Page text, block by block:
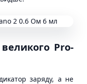
великого Pro-
заряду, а не